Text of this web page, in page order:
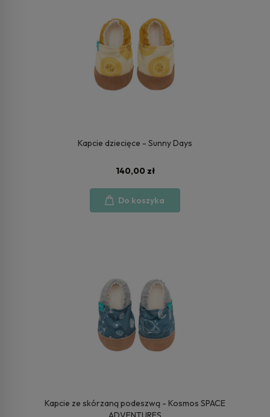
Kapcie dziecięce - Sunny Days
140,00 zł
Do koszyka
Kapcie ze skórzaną podeszwą - Kosmos SPACE